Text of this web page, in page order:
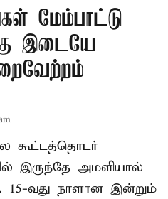
மேம்பாட்டு
இடையே
கூட்டத்தொடர்
இருந்தே அமளியால்
15-வது நாளான இன்றும்